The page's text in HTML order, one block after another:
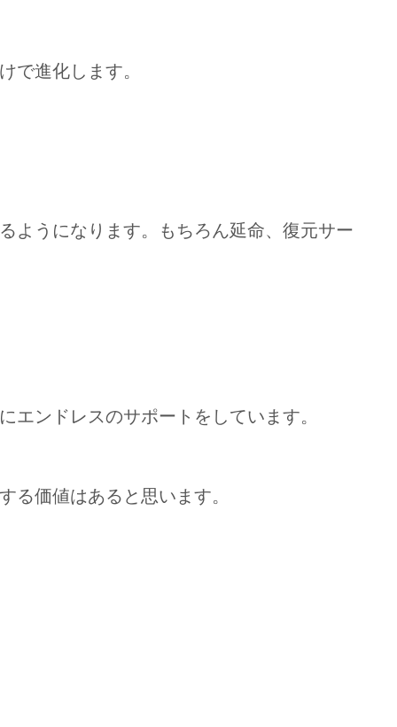
で進化します。
ようになります。もちろん延命、復元サー
ンドレスのサポートをしています。
る価値はあると思います。